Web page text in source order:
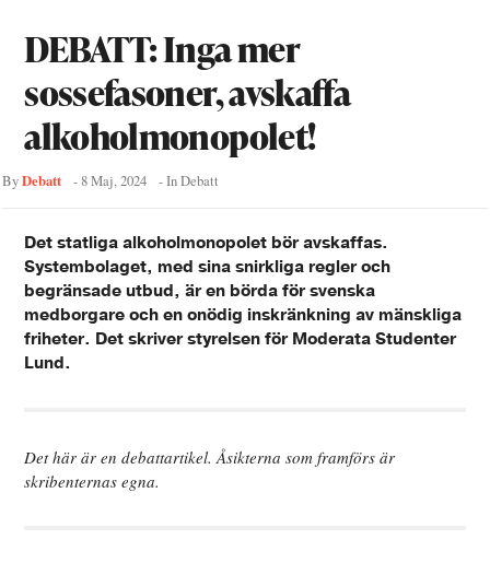
DEBATT: Inga mer
sossefasoner, avskaffa
alkoholmonopolet!
ByDebatt -8 Maj, 2024 - InDebatt
Det statliga alkoholmonopolet bör avskaffas.
Systembolaget, med sina snirkliga regler och
begränsade utbud, är en börda för svenska
medborgare och en onödig inskränkning av mänskliga
friheter. Det skriver styrelsen för Moderata Studenter
Lund.
Det här är en debattartikel. Åsikterna som framförs är
skribenternas egna.